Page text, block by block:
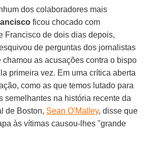
dos colaboradores mais
ficou chocado com
Francisco de dois dias depois,
de perguntas dos jornalistas
chamou as acusações contra o bispo
primeira vez. Em uma crítica aberta
como as que temos lutado para
semelhantes na história recente da
de Boston, Sean O'Malley, disse que
às vítimas causou-lhes "grande